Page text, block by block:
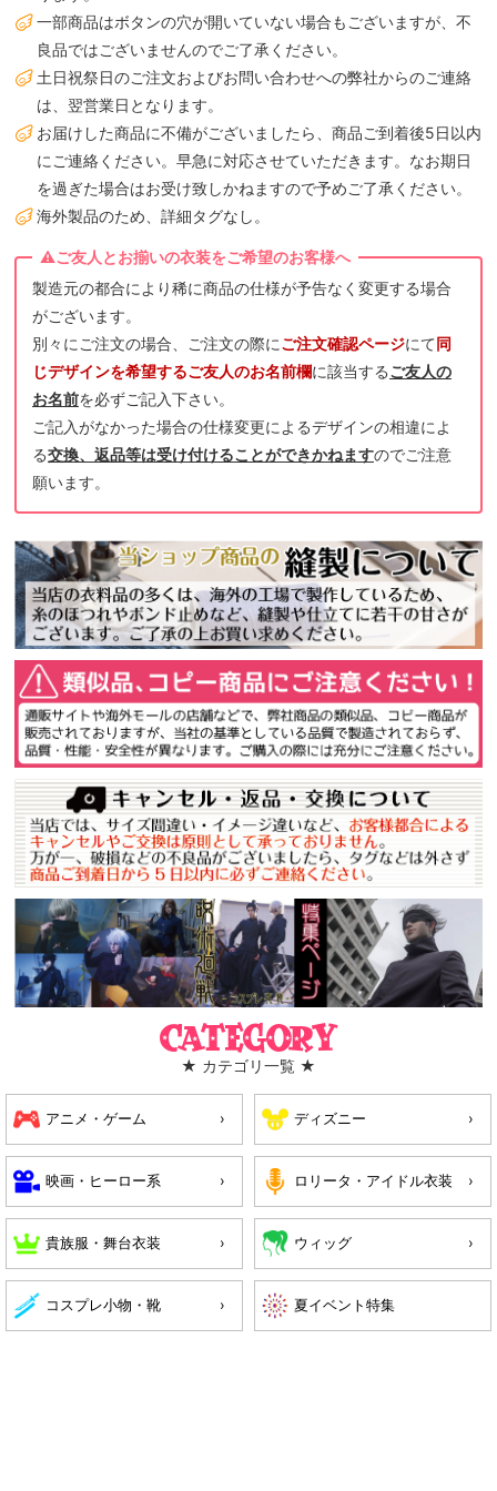
一部商品はボタンの穴が開いていない場合もございますが、不
良品ではございませんのでご了承ください。
土日祝祭日のご注文およびお問い合わせへの弊社からのご連絡
は、翌営業日となります。
お届けした商品に不備がございましたら、商品ご到着後5日以内
にご連絡ください。早急に対応させていただきます。なお期日
を過ぎた場合はお受け致しかねますので予めご了承ください。
海外製品のため、詳細タグなし。
製造元の都合により稀に商品の仕様が予告なく変更する場合
がございます。
別々にご注文の場合、ご注文の際にご注文確認ページにて同
じデザインを希望するご友人のお名前欄に該当するご友人の
お名前を必ずご記入下さい。
ご記入がなかった場合の仕様変更によるデザインの相違によ
る交換、返品等は受け付けることができかねますのでご注意
願います。
Category
★ カテゴリ一覧 ★
アニメ・ゲーム ディズニー
映画・ヒーロー系 ロリータ・アイドル衣装
貴族服・舞台衣装 ウィッグ
コスプレ小物・靴